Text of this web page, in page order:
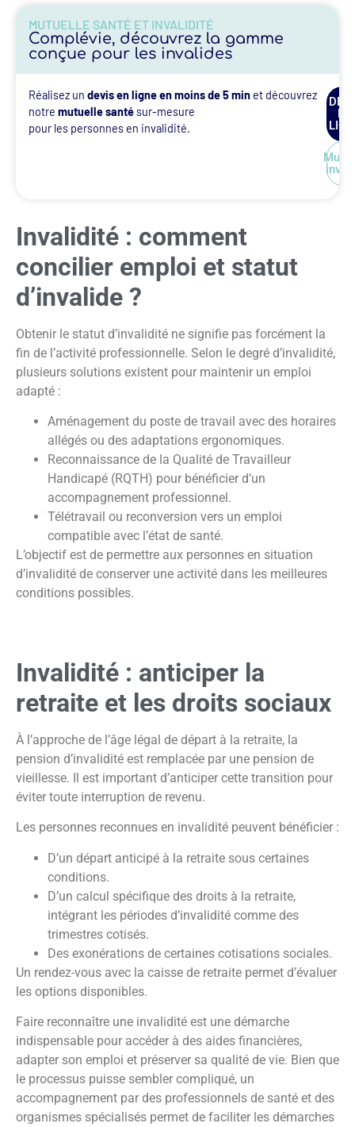
MUTUELLE SANTÉ ET INVALIDITÉ
Complévie, découvrez la gamme
conçue pour les invalides
Réalisez undevis en ligne en moins de 5 min et découvrez
notremutuelle santésur-mesure
pour les personnes en invalidité.
EN
Invalidité : comment
concilier emploi et statut
d’invalide ?
Obtenir le statut d’invalidité ne signifie pas forcément la
fin de l’activité professionnelle. Selon le degré d’invalidité,
plusieurs solutions existent pour maintenir un emploi
adapté :
Aménagement du poste de travail avec des horaires
allégés ou des adaptations ergonomiques.
Reconnaissance de la Qualité de Travailleur
Handicapé (RQTH) pour bénéficier d’un
accompagnement professionnel.
Télétravail ou reconversion vers un emploi
compatible avec l’état de santé.
L’objectif est de permettre aux personnes en situation
d’invalidité de conserver une activité dans les meilleures
conditions possibles.
Invalidité : anticiper la
retraite et les droits sociaux
À l’approche de l’âge légal de départ à la retraite, la
pension d’invalidité est remplacée par une pension de
vieillesse. Il est important d’anticiper cette transition pour
éviter toute interruption de revenu.
Les personnes reconnues en invalidité peuvent bénéficier :
D’un départ anticipé à la retraite sous certaines
conditions.
D’un calcul spécifique des droits à la retraite,
intégrant les périodes d’invalidité comme des
trimestres cotisés.
Des exonérations de certaines cotisations sociales.
Un rendez-vous avec la caisse de retraite permet d’évaluer
les options disponibles.
Faire reconnaître une invalidité est une démarche
indispensable pour accéder à des aides financières,
adapter son emploi et préserver sa qualité de vie. Bien que
le processus puisse sembler compliqué, un
accompagnement par des professionnels de santé et des
organismes spécialisés permet de faciliter les démarches